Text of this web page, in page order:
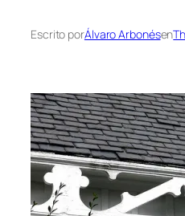
Escrito porÁlvaro Arbonésen